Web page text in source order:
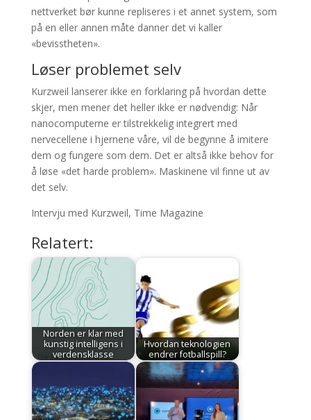
nettverket bør kunne repliseres i et annet system, som
på en eller annen måte danner det vi kaller
«bevisstheten».
Løser problemet selv
Kurzweil lanserer ikke en forklaring på hvordan dette
skjer, men mener det heller ikke er nødvendig: Når
nanocomputerne er tilstrekkelig integrert med
nervecellene i hjernene våre, vil de begynne å imitere
dem og fungere som dem. Det er altså ikke behov for
å løse «det harde problem». Maskinene vil finne ut av
det selv.
Intervju med Kurzweil, Time Magazine
Relatert:
Norden er klar med
kunstig intelligens i
verdensklasse
Hvordan teknologien
endrer fotballspill?